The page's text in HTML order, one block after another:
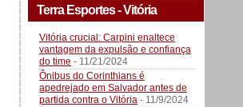
Terra Esportes - Vitória
Vitória crucial: Carpini enaltece
vantagem da expulsão e confiança
do time - 11/21/2024
Ônibus do Corinthians é
apedrejado em Salvador antes de
partida contra o Vitória - 11/9/2024